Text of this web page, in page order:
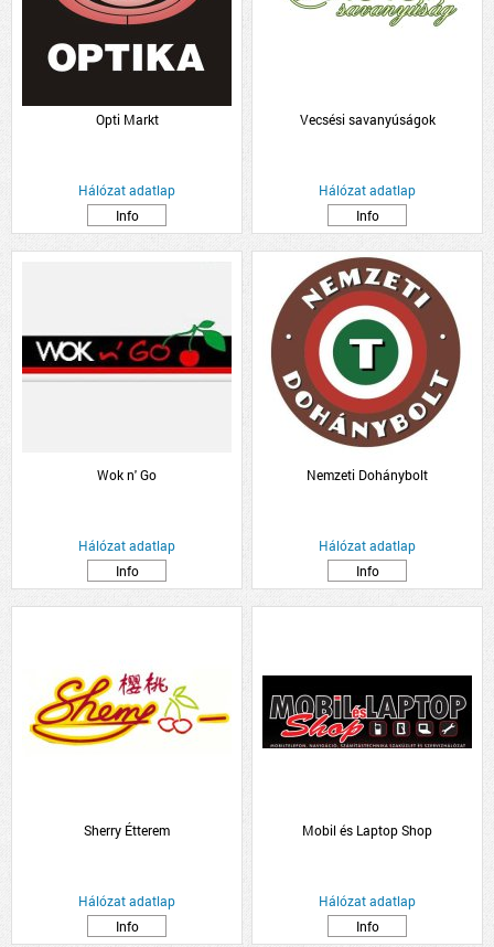
Opti Markt
Hálózat adatlap
Info
Vecsési savanyúságok
Hálózat adatlap
Info
Wok n' Go
Hálózat adatlap
Info
Nemzeti Dohánybolt
Hálózat adatlap
Info
Sherry Étterem
Hálózat adatlap
Info
Mobil és Laptop Shop
Hálózat adatlap
Info